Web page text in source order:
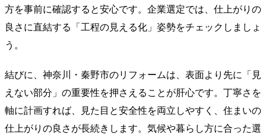
方を事前に確認すると安心です。企業選定では、仕上がりの
良さに直結する「工程の見える化」姿勢をチェックしましょ
う。
結びに、神奈川・秦野市のリフォームは、表面より先に「見
えない部分」の重要性を押さえることが肝心です。丁寧さを
軸に計画すれば、見た目と安全性を両立しやすく、住まいの
仕上がりの良さが長続きします。気候や暮らし方に合った選